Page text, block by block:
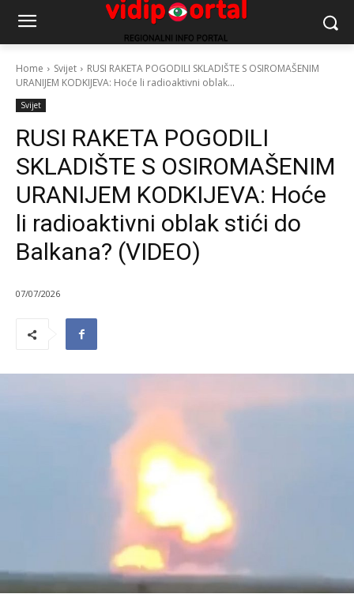
Home Svijet
RUSI RAKETA POGODILI SKLADIŠTE S OSIROMAŠENIM
URANIJEM KODKIJEVA: Hoće li radioaktivni oblak...
Svijet
RUSI RAKETA POGODILI
SKLADIŠTE S OSIROMAŠENIM
URANIJEM KODKIJEVA: Hoće
li radioaktivni oblak stići do
Balkana? (VIDEO)
07/07/2026